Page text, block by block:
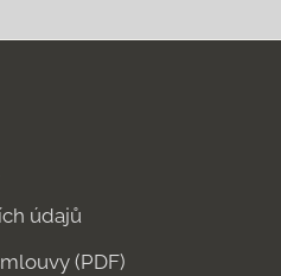
údajů
(PDF)